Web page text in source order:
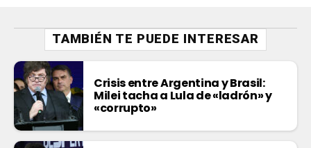
TAMBIÉN TE PUEDE INTERESAR
Crisis entre Argentina y Brasil:
Milei tacha a Lula de «ladrón» y
«corrupto»